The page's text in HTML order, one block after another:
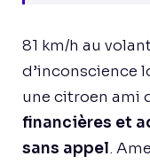
81 km/h au
d’inconscience
une citroen ami
financières et
sans appel.